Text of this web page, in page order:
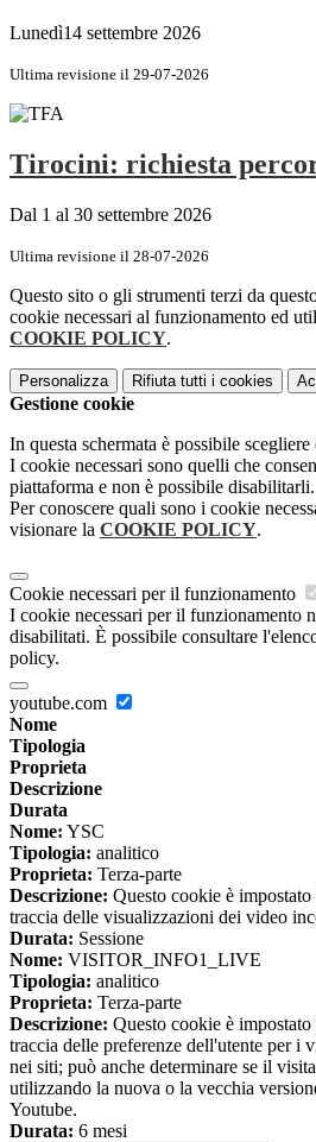
Lunedì14 settembre 2026
Ultima revisione il 29-07-2026
Tirocini: richiesta
Dal 1 al 30 settembre 2026
Ultima revisione il 28-07-2026
Questo sito o gli strumenti terzi da
cookie necessari al funzionamento ed
COOKIE POLICY.
Personalizza Rifiuta tutti i cookies
Gestione cookie
In questa schermata è possibile
I cookie necessari sono quelli che
piattaforma e non è possibile disabilitarli.
Per conoscere quali sono i cookie
visionare la COOKIE POLICY.
Cookie necessari per il funzionamento
I cookie necessari per il funzionamento
disabilitati. È possibile consultare
policy.
youtube.com
Nome
Tipologia
Proprieta
Descrizione
Durata
Nome: YSC
Tipologia: analitico
Proprieta: Terza-parte
Descrizione: Questo cookie è
traccia delle visualizzazioni dei video
Durata: Sessione
Nome: VISITOR_INFO1_LIVE
Tipologia: analitico
Proprieta: Terza-parte
Descrizione: Questo cookie è
traccia delle preferenze dell'utente per i
nei siti; può anche determinare se il
utilizzando la nuova o la vecchia
Youtube.
Durata: 6 mesi